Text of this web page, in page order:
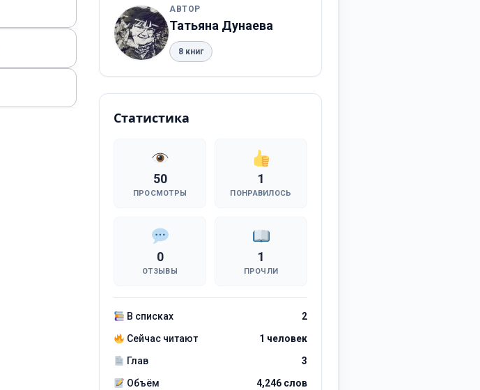
АВТОР
Татьяна Дунаева
8 книг
Статистика
50
ПРОСМОТРЫ
1
ПОНРАВИЛОСЬ
0
ОТЗЫВЫ
1
ПРОЧЛИ
В списках
2
Сейчас читают
1 человек
Глав
3
Объём
4,246 слов